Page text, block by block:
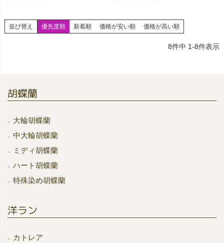
並び替え 優先度順 新着順 価格が安い順 価格が高い順
8件中 1-8件表示
胡蝶蘭
大輪胡蝶蘭
中大輪胡蝶蘭
ミディ胡蝶蘭
ハート胡蝶蘭
特殊染め胡蝶蘭
洋ラン
カトレア